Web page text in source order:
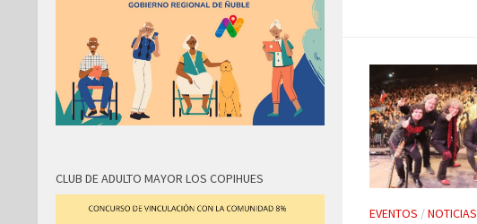
EVENTOS /NOTICIAS
CLUB DE ADULTO MAYOR LOS COPIHUES